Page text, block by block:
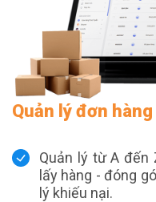
Quản lý đơn
Quản lý từ A đến
lấy hàng - đóng
lý khiếu nại.